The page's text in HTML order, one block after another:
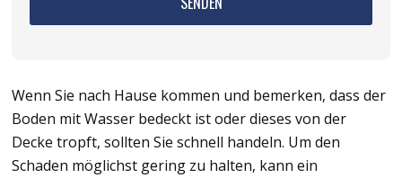
Wenn Sie nach Hause kommen und bemerken, dass der
Boden mit Wasser bedeckt ist oder dieses von der
Decke tropft, sollten Sie schnell handeln. Um den
Schaden möglichst gering zu halten, kann ein